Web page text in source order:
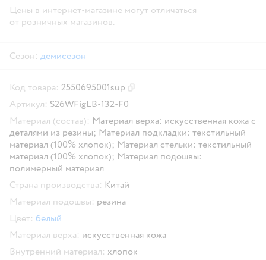
Цены в интернет-магазине могут отличаться
от розничных магазинов.
Сезон: демисезон
Код товара: 2550695001sup
Артикул: S26WFigLB-132-F0
Материал (состав): Материал верха: искусственная кожа с
деталями из резины; Материал подкладки: текстильный
материал (100% хлопок); Материал стельки: текстильный
материал (100% хлопок); Материал подошвы:
полимерный материал
Страна производства: Китай
Материал подошвы: резина
Цвет: белый
Материал верха: искусственная кожа
Внутренний материал: хлопок